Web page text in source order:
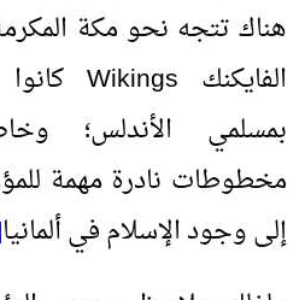
هناك تتجه نحو مكة
الفايكنك Wikings
بمسلمي الأندلس؛
مخطوطات نادرة مهمة
إلى وجود الإسلام في ألمانيا